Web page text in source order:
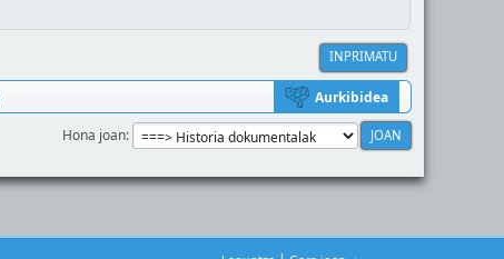
INPRIMATU
Aurkibidea
Hona joan